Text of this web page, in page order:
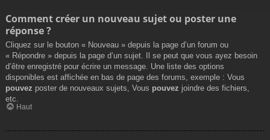
Comment créer un nouveau sujet ou poster une
réponse ?
Cliquez sur le bouton « Nouveau » depuis la page d’un forum ou
« Répondre » depuis la page d’un sujet. Il se peut que vous ayez besoin
d’être enregistré pour écrire un message. Une liste des options
disponibles est affichée en bas de page des forums, exemple : Vous
pouvez poster de nouveaux sujets, Vous pouvez joindre des fichiers,
etc.
Haut